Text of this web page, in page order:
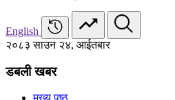
English
२०८३ साउन २४, आईतबार
डबली खबर